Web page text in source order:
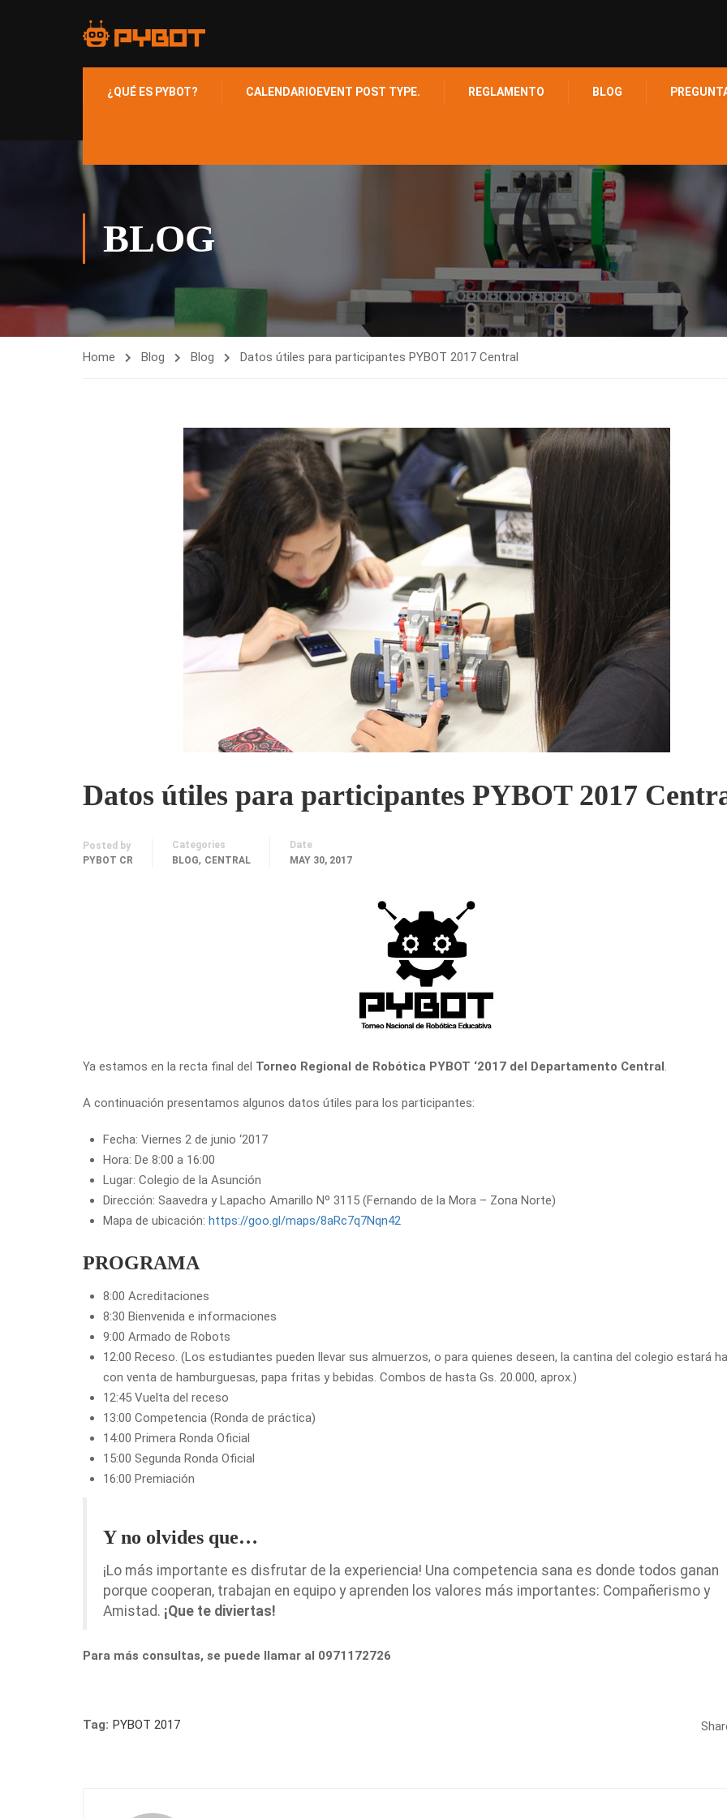
¿QUÉ ES PYBOT? CALENDARIO EVENT POST TYPE. REGLAMENTO BLOG
BLOG
Home Blog Blog Datos útiles para participantes PYBOT 2017 Central
Datos útiles para participantes PYBOT 2017
Posted by
PYBOT CR
Categories
BLOG, CENTRAL
Date
MAY 30, 2017
Ya estamos en la recta final del Torneo Regional de Robótica PYBOT ‘2017 del Departamento Central.
A continuación presentamos algunos datos útiles para los participantes:
Fecha: Viernes 2 de junio ‘2017
Hora: De 8:00 a 16:00
Lugar: Colegio de la Asunción
Dirección: Saavedra y Lapacho Amarillo Nº 3115 (Fernando de la Mora – Zona Norte)
Mapa de ubicación: https://goo.gl/maps/8aRc7q7Nqn42
PROGRAMA
8:00 Acreditaciones
8:30 Bienvenida e informaciones
9:00 Armado de Robots
12:00 Receso. (Los estudiantes pueden llevar sus almuerzos, o para quienes deseen, la cantina del colegio estará
con venta de hamburguesas, papa fritas y bebidas. Combos de hasta Gs. 20.000, aprox.)
12:45 Vuelta del receso
13:00 Competencia (Ronda de práctica)
14:00 Primera Ronda Oficial
15:00 Segunda Ronda Oficial
16:00 Premiación
Y no olvides que…
¡Lo más importante es disfrutar de la experiencia! Una competencia sana es donde todos ganan
porque cooperan, trabajan en equipo y aprenden los valores más importantes: Compañerismo y
Amistad. ¡Que te diviertas!
Para más consultas, se puede llamar al 0971172726
Tag: PYBOT 2017